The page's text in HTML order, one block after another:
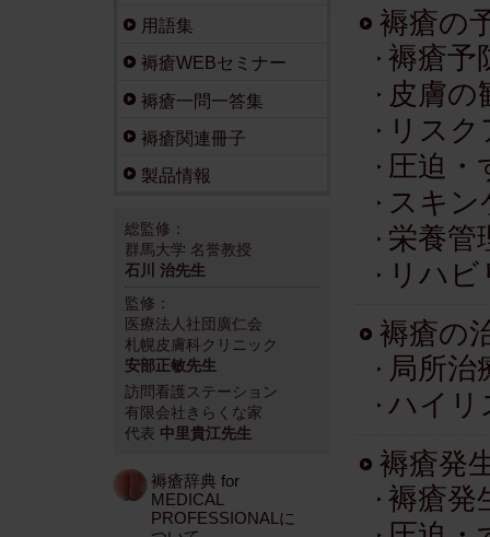
用語集
褥瘡WEBセミナー
褥瘡一問一答集
褥瘡関連冊子
製品情報
総監修：
群馬大学 名誉教授
石川 治先生
監修：
医療法人社団廣仁会
札幌皮膚科クリニック
安部正敏先生
訪問看護ステーション
有限会社きらくな家
代表 中里貴江先生
褥瘡辞典 for
MEDICAL
PROFESSIONALに
褥瘡の
褥瘡予
皮膚の
リス
圧迫・
スキン
栄養管
リハ
褥瘡の
局所治
ハイリ
褥瘡発
褥瘡発